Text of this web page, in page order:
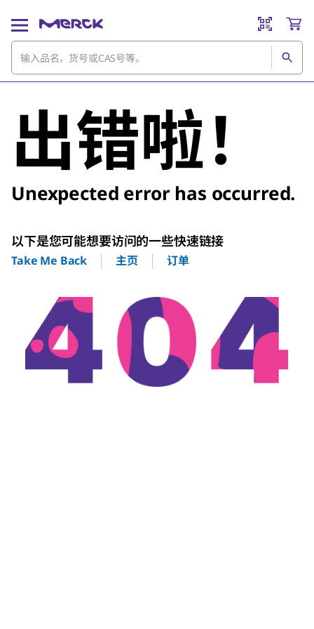
出错啦！
Unexpected error has occurred.
以下是您可能想要访问的一些快速链接
Take Me Back 主页 订单